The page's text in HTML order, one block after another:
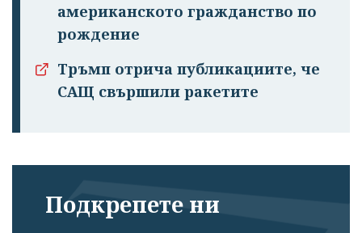
американското гражданство по
рождение
Тръмп отрича публикациите, че
САЩ свършили ракетите
Подкрепете ни